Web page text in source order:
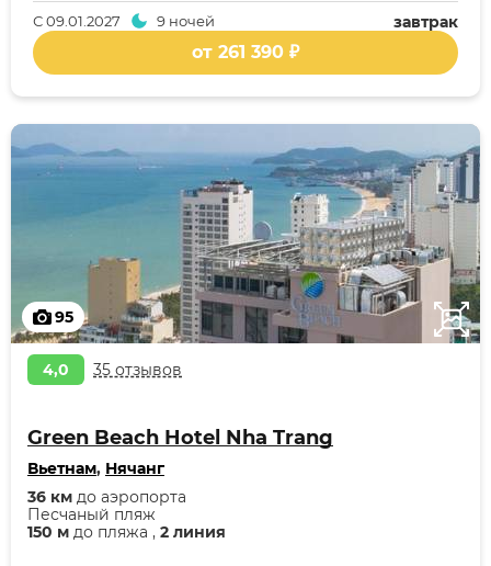
завтрак
С09.01.2027 9 ночей
от 261 390 ₽
95
4,0 35 отзывов
Green Beach Hotel Nha Trang
Вьетнам, Нячанг
150 м до пляжа , 2 линия
Песчаный пляж
36 км до аэропорта